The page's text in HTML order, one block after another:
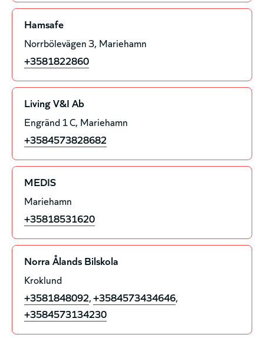
Hamsafe
Norrbölevägen 3 Mariehamn
+3581822860
Living V&I Ab
Engränd 1 C Mariehamn
+3584573828682
MEDIS
Mariehamn
+35818531620
Norra Ålands Bilskola
Kroklund
+3581848092,+3584573434646,
+3584573134230